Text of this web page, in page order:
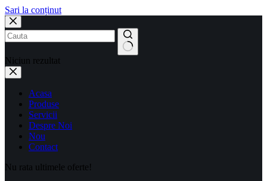
Sari la conținut
Niciun rezultat
Acasa
Produse
Servicii
Despre Noi
Nou
Contact
Nu rata ultimele oferte!